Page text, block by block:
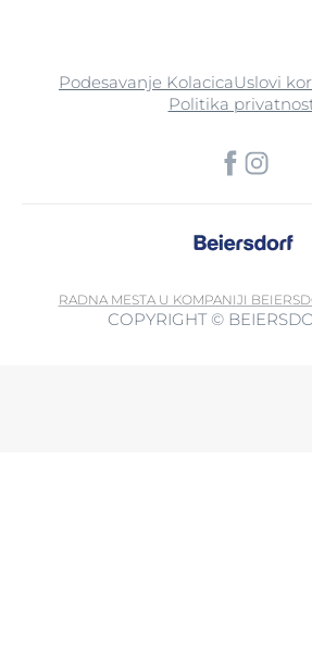
Podesavanje KolacicaUslovi
Politika
RADNA MESTA U KOMPANIJI
COPYRIGHT ©